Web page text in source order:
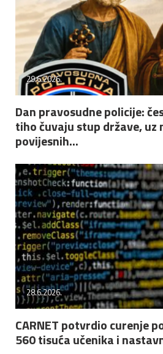
29.6.2026.
Dan pravosudne policije:
tiho čuvaju stup države, uz
povijesnih...
28.6.2026.
CARNET potvrdio curenje
560 tisuća učenika i